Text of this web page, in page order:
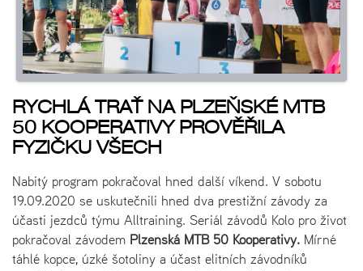
RYCHLÁ TRAŤ NA PLZEŇSKÉ MTB
50 KOOPERATIVY PROVĚŘILA
FYZIČKU VŠECH
Nabitý program pokračoval hned další víkend. V sobotu
19.09.2020 se uskutečnili hned dva prestižní závody za
účasti jezdců týmu Alltraining. Seriál závodů Kolo pro život
pokračoval závodem Plzeňská MTB 50 Kooperativy. Mírné
táhlé kopce, úzké šotoliny a účast elitních závodníků